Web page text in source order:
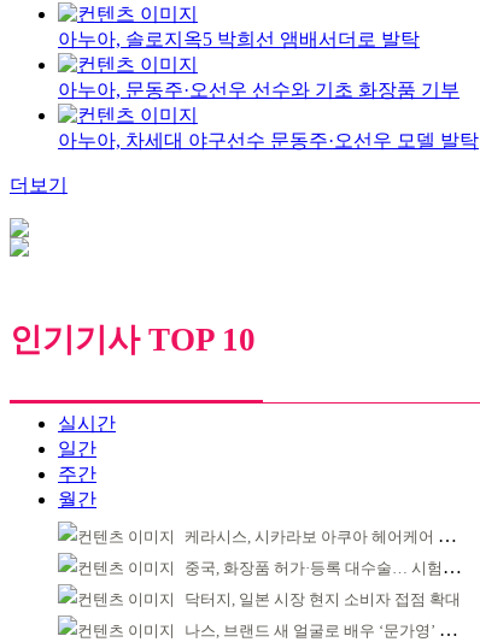
아누아, 솔로지옥5 박희선 앰배서더로 발탁
아누아, 문동주·오선우 선수와 기초 화장품 기부
아누아, 차세대 야구선수 문동주·오선우 모델 발탁
더보기
인기기사 TOP 10
실시간
일간
주간
월간
케라시스, 시카라보 아쿠아 헤어케어 라인 출시
중국, 화장품 허가·등록 대수술… 시험자료 공용 허용
닥터지, 일본 시장 현지 소비자 접점 확대
나스, 브랜드 새 얼굴로 배우 ‘문가영’ 발탁